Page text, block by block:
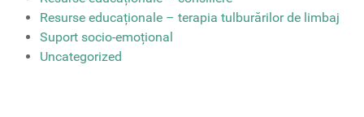
Resurse educaționale – terapia tulburărilor de limbaj
Suport socio-emoțional
Uncategorized